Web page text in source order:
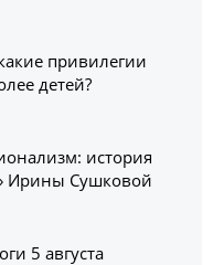
привилегии
детей?
история
Ирины Сушковой
5 августа